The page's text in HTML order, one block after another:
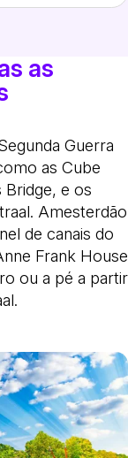
as
Guerra
as Cube
Bridge, e os
Amesterdão
de canais do
Frank House
ou a pé a partir